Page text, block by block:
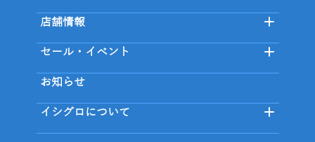
店舗情報
セール・イベント
お知らせ
イシグロについて